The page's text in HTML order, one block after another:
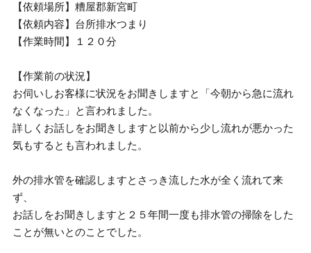
【依頼場所】糟屋郡新宮町
【依頼内容】台所排水つまり
【作業時間】１２０分
【作業前の状況】
お伺いしお客様に状況をお聞きしますと「今朝から急に流れ
なくなった」と言われました。
詳しくお話しをお聞きしますと以前から少し流れが悪かった
気もするとも言われました。
外の排水管を確認しますとさっき流した水が全く流れて来
ず、
お話しをお聞きしますと２５年間一度も排水管の掃除をした
ことが無いとのことでした。